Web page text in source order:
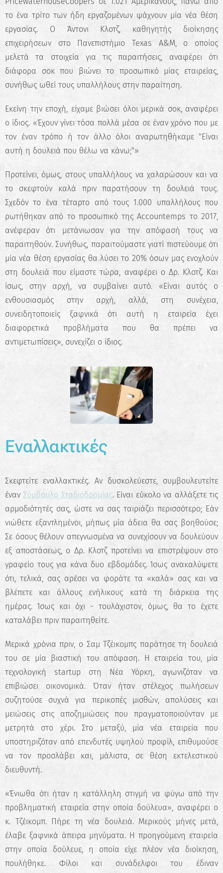
✖
το ένα τρίτο των ήδη εργαζομένων ψάχνουν μία νέα θέση
εργασίας. Ο Άντονι Κλοτζ, καθηγητής διοίκησης
επιχειρήσεων στο Πανεπιστήμιο Texas A&M, ο οποίος
μελετά τα στοιχεία για τις παραιτήσεις, αναφέρει ότι
διάφορα σοκ που βιώνει το προσωπικό μίας εταιρείας,
συνήθως ωθεί τους υπαλλήλους στην παραίτηση.
Εκείνη την εποχή, είχαμε βιώσει όλοι μερικά σοκ, αναφέρει
ο ίδιος. «Έχουν γίνει τόσα πολλά μέσα σε έναν χρόνο που με
τον έναν τρόπο ή τον άλλο όλοι αναρωτηθήκαμε "Είναι
αυτή η δουλειά που θέλω να κάνω;"»
Προτείνει, όμως, στους υπαλλήλους να χαλαρώσουν και να
το σκεφτούν καλά πριν παρατήσουν τη δουλειά τους.
Σχεδόν το ένα τέταρτο από τους 1.000 υπαλλήλους που
ρωτήθηκαν από το προσωπικό της Accountemps το 2017,
ανέφεραν ότι μετάνιωσαν για την απόφασή τους να
παραιτηθούν. Συνήθως, παραιτούμαστε γιατί πιστεύουμε ότι
μία νέα θέση εργασίας θα λύσει το 20% όσων μας ενοχλούν
στη δουλειά που είμαστε τώρα, αναφέρει ο Δρ. Κλοτζ. Και
ίσως, στην αρχή, να συμβαίνει αυτό. «Είναι αυτός ο
ενθουσιασμός στην αρχή, αλλά, στη συνέχεια,
συνειδητοποιείς ξαφνικά ότι αυτή η εταιρεία έχει
διαφορετικά προβλήματα που θα πρέπει να
αντιμετωπίσεις», συνεχίζει ο ίδιος.
Εναλλακτικές
Σκεφτείτε εναλλακτικές. Αν δυσκολεύεστε, συμβουλευτείτε
ένανΣύμβουλο Σταδιοδρομίας. Είναι εύκολο να αλλάξετε τις
αρμοδιότητές σας, ώστε να σας ταιριάζει περισσότερο; Εάν
νιώθετε εξαντλημένοι, μήπως μία άδεια θα σας βοηθούσε;
Σε όσους θέλουν απεγνωσμένα να συνεχίσουν να δουλεύουν
εξ αποστάσεως, ο Δρ. Κλοτζ προτείνει να επιστρέψουν στο
γραφείο τους για κάνα δυο εβδομάδες. Ίσως ανακαλύψετε
ότι, τελικά, σας αρέσει να φοράτε τα «καλά» σας και να
βλέπετε και άλλους ενήλικους κατά τη διάρκεια της
ημέρας. Ίσως και όχι - τουλάχιστον, όμως, θα το έχετε
καταλάβει πριν παραιτηθείτε.
Μερικά χρόνια πριν, ο Σαμ Τζέικομπς παράτησε τη δουλειά
του σε μία βιαστική του απόφαση. Η εταιρεία του, μία
τεχνολογική startup στη Νέα Υόρκη, αγωνιζόταν να
επιβιώσει οικονομικά. Όταν ήταν στέλεχος πωλήσεων
συζητούσε συχνά για περικοπές μισθών, απολύσεις και
μειώσεις στις αποζημιώσεις που πραγματοποιούνταν με
μετρητά στο χέρι. Στο μεταξύ, μία νέα εταιρεία που
υποστηριζόταν από επενδυτές υψηλού προφίλ, επιθυμούσε
να τον προσλάβει και, μάλιστα, σε θέση εκτελεστικού
διευθυντή.
«Ένιωθα ότι ήταν η κατάλληλη στιγμή να φύγω από την
προβληματική εταιρεία στην οποία δούλευα», αναφέρει ο
κ. Τζέικομπ. Πήρε τη νέα δουλειά. Μερικούς μήνες μετά,
έλαβε ξαφνικά άπειρα μηνύματα. Η προηγούμενη εταιρεία
στην οποία δούλευε, η οποία είχε πλέον νέα διοίκηση,
πουλήθηκε. Φίλοι και συνάδελφοι του έδιναν